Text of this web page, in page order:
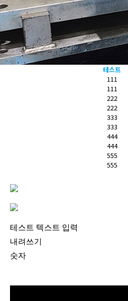
테스트
111
111
222
222
333
333
444
444
555
555
테스트 텍스트 입력
내려쓰기
숫자